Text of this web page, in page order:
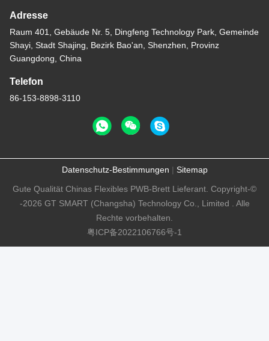
Adresse
Raum 401, Gebäude Nr. 5, Dingfeng Technology Park, Gemeinde
Shayi, Stadt Shajing, Bezirk Bao'an, Shenzhen, Provinz
Guangdong, China
Telefon
86-153-8898-3110
Datenschutz-Bestimmungen | Sitemap
Gute Qualität Chinas Flexibles PWB-Brett Lieferant. Copyright-©
-2026 GT SMART (Changsha) Technology Co., Limited . Alle
Rechte vorbehalten.
粤ICP备2022106766号-1